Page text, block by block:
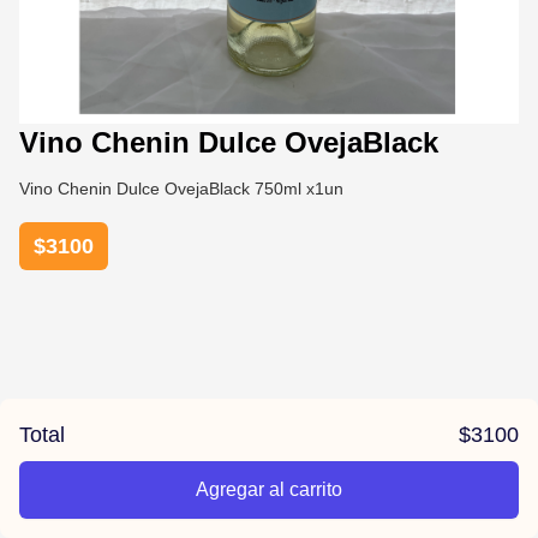
Vino Chenin Dulce OvejaBlack
Vino Chenin Dulce OvejaBlack 750ml x1un
$3100
Total $3100
Agregar al carrito
/la-previa-fuentes/product/678483e4e3d88720c8f827d5/